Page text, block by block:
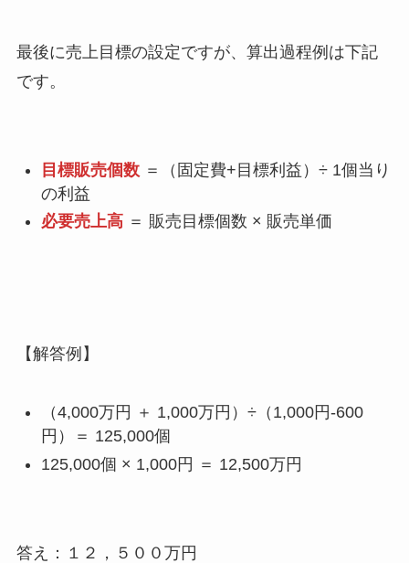
最後に売上目標の設定ですが、算出過程例は下記
です。
目標販売個数＝（固定費+目標利益）÷ 1個当り
の利益
必要売上高＝ 販売目標個数 × 販売単価
【解答例】
（4,000万円 ＋ 1,000万円）÷（1,000円-600
円）＝ 125,000個
125,000個 × 1,000円 ＝ 12,500万円
答え：１２，５００万円